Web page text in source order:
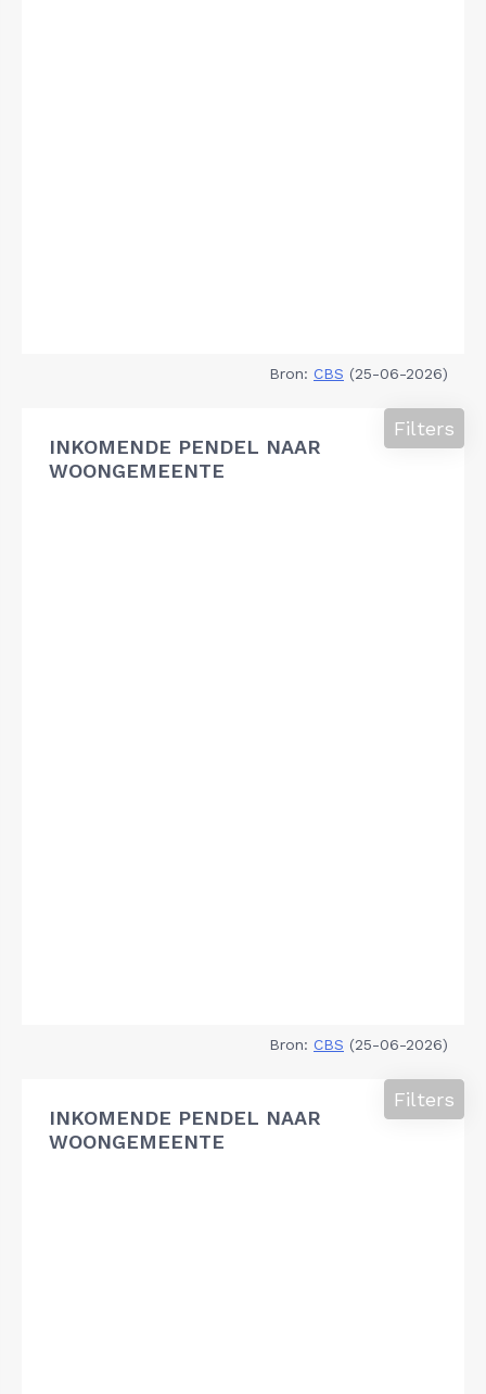
Bron: CBS (25-06-2026)
INKOMENDE PENDEL NAAR
WOONGEMEENTE
Filters
Bron: CBS (25-06-2026)
INKOMENDE PENDEL NAAR
WOONGEMEENTE
Filters